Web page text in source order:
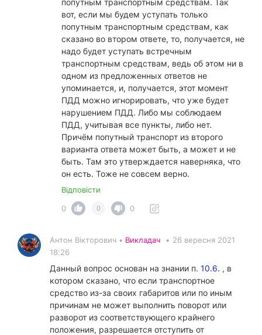
попутным транспортным средствам. Так
вот, если мы будем уступать только
попутным транспортным средствам, как
сказано во втором ответе, то, получается, не
надо будет уступать встречным
транспортным средствам, ведь об этом ни в
одном из предложенных ответов не
упоминается, и, получается, этот момент
ПДД можно игнорировать, что уже будет
нарушением ПДД. Либо мы соблюдаем
ПДД, учитывая все пункты, либо нет.
Причём попутный транспорт из второго
варианта ответа может быть, а может и не
быть. Там это утверждается наверняка, что
он есть. Тоже не совсем верно.
Відповісти
0
0 0
Антон Вікторович • Викладач • 26 вересня 2021
18:26
Данный вопрос основан на знании п. 10.6. , в
котором сказано, что если транспортное
средство из-за своих габаритов или по иным
причинам не может выполнить поворот или
разворот из соответствующего крайнего
положения, разрешается отступить от